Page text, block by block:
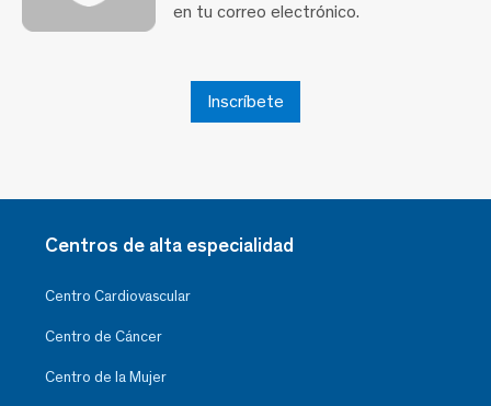
en tu correo electrónico.
Inscríbete
Centros de alta especialidad
Centro Cardiovascular
Centro de Cáncer
Centro de la Mujer